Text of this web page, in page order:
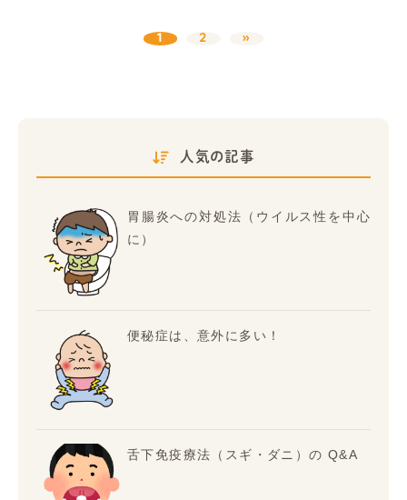
1 2 »
人気の記事
胃腸炎への対処法（ウイルス性を中心
に）
便秘症は、意外に多い！
舌下免疫療法（スギ・ダニ）の Q&A